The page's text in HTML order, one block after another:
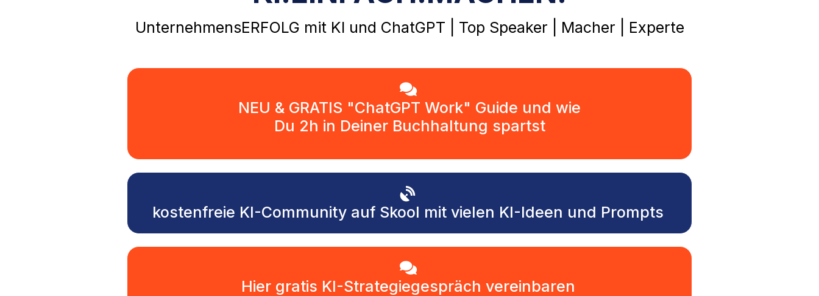
UnternehmensERFOLG mit KI und ChatGPT | Top Speaker | Macher | Experte
NEU & GRATIS "ChatGPT Work" Guide und wie
Du 2h in Deiner Buchhaltung spartst
kostenfreie KI-Community auf Skool mit vielen KI-Ideen und Prompts
Hier gratis KI-Strategiegespräch vereinbaren